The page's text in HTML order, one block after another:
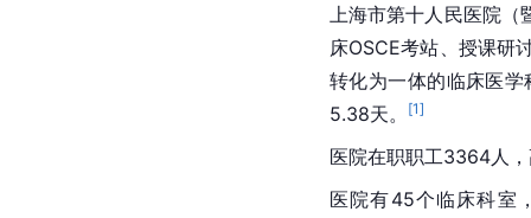
上海市第十人民医院（
床OSCE考站、授课研
转化为一体的临床医学
5.38天。
[1]
医院在职职工3364人
医院有45个临床科室